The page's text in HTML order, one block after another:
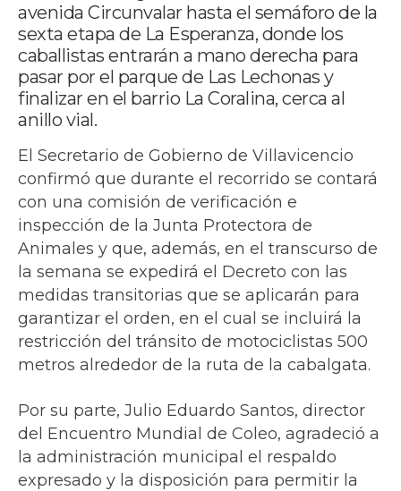
avenida Circunvalar hasta el semáforo de la
sexta etapa de La Esperanza, donde los
caballistas entrarán a mano derecha para
pasar por el parque de Las Lechonas y
finalizar en el barrio La Coralina, cerca al
anillo vial.
El Secretario de Gobierno de Villavicencio
confirmó que durante el recorrido se contará
con una comisión de verificación e
inspección de la Junta Protectora de
Animales y que, además, en el transcurso de
la semana se expedirá el Decreto con las
medidas transitorias que se aplicarán para
garantizar el orden, en el cual se incluirá la
restricción del tránsito de motociclistas 500
metros alrededor de la ruta de la cabalgata.
Por su parte, Julio Eduardo Santos, director
del Encuentro Mundial de Coleo, agradeció a
la administración municipal el respaldo
expresado y la disposición para permitir la